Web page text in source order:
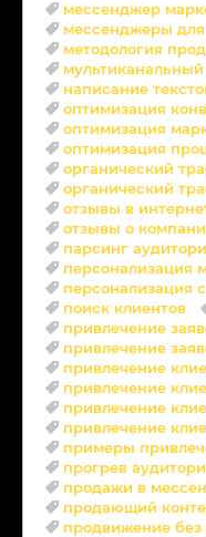
мессенджер
мессенджеры для
методология
написание
оптимизация
оптимизация
оптимизация
органический
органический
отзывы в
отзывы о
парсинг
персонализация
персонализация
поиск клиентов
привлечение
привлечение
привлечение
привлечение
привлечение
привлечение
примеры
прогрев
продажи в
продающий
продвижение